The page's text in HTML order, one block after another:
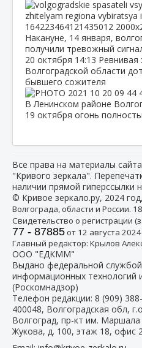
Накануне, 14 января,
получили тревожный
20 октября 14:13 Ревнивая
Волгоградской области
бывшего сожителя
В Ленинском районе
19 октября огонь
Все права на материалы
"Кривого зеркала".
наличии прямой гиперссылки
© Кривое зеркало.ру, 2024
Волгограда, области и России.
Свидетельство о регистрации
77 - 87885от 12 августа 2024
Главный редактор: Крылов
ООО "ЕДКММ"
Выдано федеральной
информационных технологий
(Роскомнадзор)
Телефон редакции: 8 (909)
400048, Волгоградская обл,
Волгоград, пр-кт им.
Жукова, д. 100, этаж 18, офис